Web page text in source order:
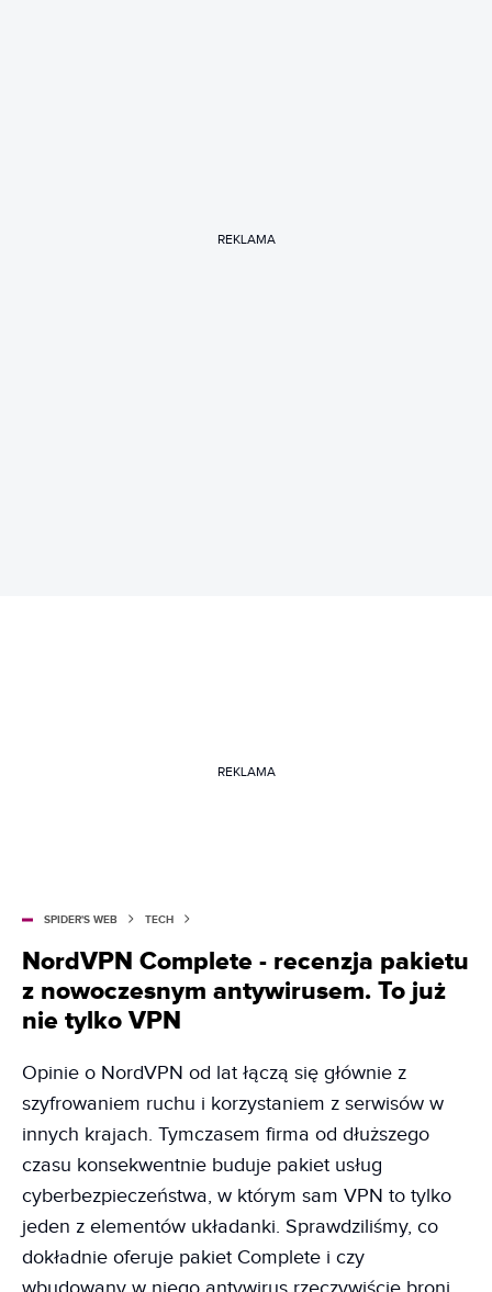
REKLAMA
REKLAMA
SPIDER'S WEB TECH
NordVPN Complete - recenzja pakietu
z nowoczesnym antywirusem. To już
nie tylko VPN
Opinie o NordVPN od lat łączą się głównie z
szyfrowaniem ruchu i korzystaniem z serwisów w
innych krajach. Tymczasem firma od dłuższego
czasu konsekwentnie buduje pakiet usług
cyberbezpieczeństwa, w którym sam VPN to tylko
jeden z elementów układanki. Sprawdziliśmy, co
dokładnie oferuje pakiet Complete i czy